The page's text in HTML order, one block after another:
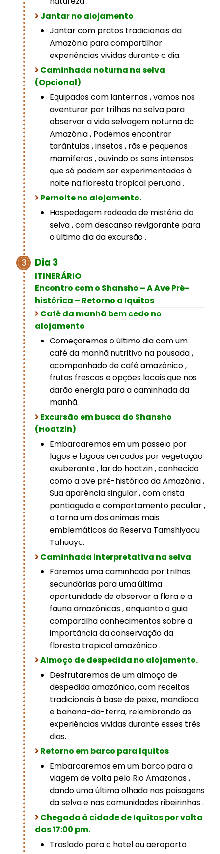
Jantar no alojamento
Jantar com pratos tradicionais da
Amazônia para compartilhar
experiências vividas durante o dia.
Caminhada noturna na selva
(Opcional)
Equipados com lanternas , vamos nos
aventurar por trilhas na selva para
observar a vida selvagem noturna da
Amazônia , Podemos encontrar
tarântulas , insetos , rãs e pequenos
mamíferos , ouvindo os sons intensos
que só podem ser experimentados à
noite na floresta tropical peruana .
Pernoite no alojamento.
Hospedagem rodeada de mistério da
selva , com descanso revigorante para
o último dia da excursão .
3 Dia 3
ITINERÁRIO
Encontro com o Shansho – A Ave Pré-
histórica – Retorno a Iquitos
Café da manhã bem cedo no
alojamento
Começaremos o último dia com um
café da manhã nutritivo na pousada ,
acompanhado de café amazônico ,
frutas frescas e opções locais que nos
darão energia para a caminhada da
manhã.
Excursão em busca do Shansho
(Hoatzin)
Embarcaremos em um passeio por
lagos e lagoas cercados por vegetação
exuberante , lar do hoatzin , conhecido
como a ave pré-histórica da Amazônia ,
Sua aparência singular , com crista
pontiaguda e comportamento peculiar ,
o torna um dos animais mais
emblemáticos da Reserva Tamshiyacu
Tahuayo.
Caminhada interpretativa na selva
Faremos uma caminhada por trilhas
secundárias para uma última
oportunidade de observar a flora e a
fauna amazônicas , enquanto o guia
compartilha conhecimentos sobre a
importância da conservação da
floresta tropical amazônico .
Almoço de despedida no alojamento.
Desfrutaremos de um almoço de
despedida amazônico, com receitas
tradicionais à base de peixe, mandioca
e banana-da-terra, relembrando as
experiências vividas durante esses três
dias.
Retorno em barco para Iquitos
Embarcaremos em um barco para a
viagem de volta pelo Rio Amazonas ,
dando uma última olhada nas paisagens
da selva e nas comunidades ribeirinhas .
Chegada à cidade de Iquitos por volta
das 17:00 pm.
Traslado para o hotel ou aeroporto